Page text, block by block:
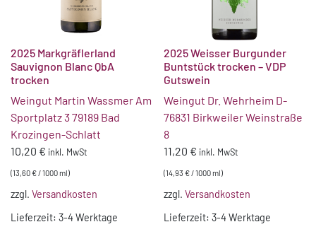
2025 Markgräflerland
Sauvignon Blanc QbA
trocken
Weingut Martin Wassmer Am
Sportplatz 3 79189 Bad
Krozingen-Schlatt
10,20 € inkl. MwSt
(13,60€/1000ml)
zzgl. Versandkosten
Lieferzeit: 3-4 Werktage
2025 Weisser Burgunder
Buntstück trocken – VDP
Gutswein
Weingut Dr. Wehrheim D-
76831 Birkweiler Weinstraße
8
11,20 € inkl. MwSt
(14,93€/1000ml)
zzgl.Versandkosten
Lieferzeit:3-4 Werktage